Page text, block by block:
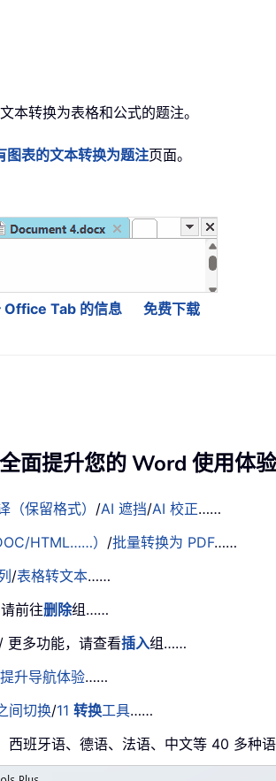
本转换为表格和公式的题注。
表的文本转换为题注页面。
Office Tab 的信息 免费下载
面提升您的 Word 使用体验
（保留格式） /AI 遮挡/AI 校正……
HTML……） /批量转换为 PDF……
/表格转文本……
前往删除组……
/ 更多功能，请查看插入组……
提升导航体验……
间切换/11 转换工具……
班牙语、德语、法语、中文等 40 多种语